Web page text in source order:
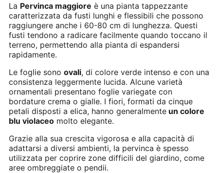
La Pervinca maggiore è una pianta tappezzante
caratterizzata da fusti lunghi e flessibili che possono
raggiungere anche i 60-80 cm di lunghezza. Questi
fusti tendono a radicare facilmente quando toccano il
terreno, permettendo alla pianta di espandersi
rapidamente.
Le foglie sono ovali, di colore verde intenso e con una
consistenza leggermente lucida. Alcune varietà
ornamentali presentano foglie variegate con
bordature crema o gialle. I fiori, formati da cinque
petali disposti a elica, hanno generalmente un colore
blu violaceo molto elegante.
Grazie alla sua crescita vigorosa e alla capacità di
adattarsi a diversi ambienti, la pervinca è spesso
utilizzata per coprire zone difficili del giardino, come
aree ombreggiate o pendii.